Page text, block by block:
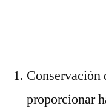
Conservación
proporcionar